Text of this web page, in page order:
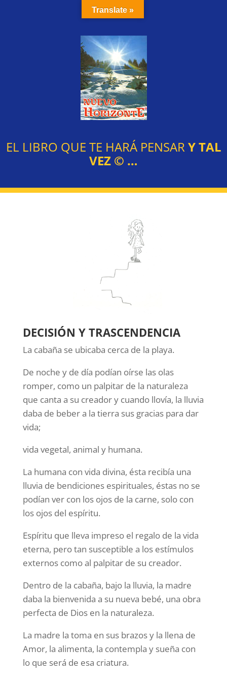
EL LIBRO QUE TE HARÁ PENSARY TAL
VEZ © …
DECISIÓN Y TRASCENDENCIA
La cabaña se ubicaba cerca de la playa.
De noche y de día podían oírse las olas
romper, como un palpitar de la naturaleza
que canta a su creador y cuando llovía, la lluvia
daba de beber a la tierra sus gracias para dar
vida;
vida vegetal, animal y humana.
La humana con vida divina, ésta recibía una
lluvia de bendiciones espirituales, éstas no se
podían ver con los ojos de la carne, solo con
los ojos del espíritu.
Espíritu que lleva impreso el regalo de la vida
eterna, pero tan susceptible a los estímulos
externos como al palpitar de su creador.
Dentro de la cabaña, bajo la lluvia, la madre
daba la bienvenida a su nueva bebé, una obra
perfecta de Dios en la naturaleza.
La madre la toma en sus brazos y la llena de
Amor, la alimenta, la contempla y sueña con
lo que será de esa criatura.
Translate »